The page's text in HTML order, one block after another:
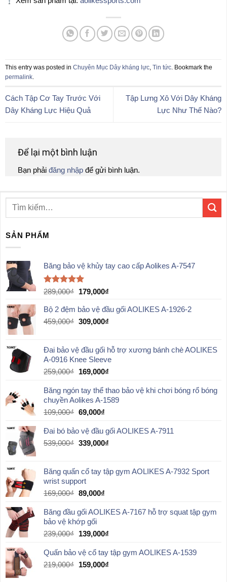
This entry was posted in Chuyên Mục Dây kháng lực Tin tức . Bookmark the
permalink
Cách Tập Cơ Tay Trước Với
Dây Kháng Lực Hiệu Quả
Tập Lưng Xô Với Dây Kháng
Lực Như Thế Nào?
Để lại một bình luận
Bạn phải đăng nhập để gửi bình luận.
SẢN PHẨM
Băng bảo vệ khủy tay cao cấp Aolikes A-7547
Được xếp
5 sao
289,000₫ Giá
là:
289,000₫.
179,000₫Giá
tại
là:
Bộ 2 đệm bảo vệ đầu gối AOLIKES A-1926-2
459,000₫ Giá
459,000₫.
309,000₫Giá
là:
309,000₫.
Đai bảo vệ đầu gối hỗ trợ xương bánh chè AOLIKES
A-0916 Knee Sleeve
259,000₫ Giá
là:
259,000₫.
169,000₫Giá
tại
là:
Băng ngón tay thể thao bảo vệ khi chơi bóng rổ bóng
chuyền Aolikes A-1589
109,000₫ Giá
là:
109,000₫.
69,000₫Giá
tại
là:
Đai bó bảo vệ đầu gối AOLIKES A-7911
539,000₫ Giá
539,000₫.
339,000₫Giá
là:
Băng quấn cổ tay tập gym AOLIKES A-7932 Sport
wrist support
169,000₫ Giá
là:
169,000₫.
89,000₫Giá
tại
89,000₫.
Băng đầu gối AOLIKES A-7167 hỗ trợ squat tập gym
bảo vệ khớp gối
239,000₫ Giá
là:
239,000₫.
139,000₫Giá
tại
là:
Quấn bảo vệ cổ tay tập gym AOLIKES A-1539
219,000₫ Giá
159,000₫Giá